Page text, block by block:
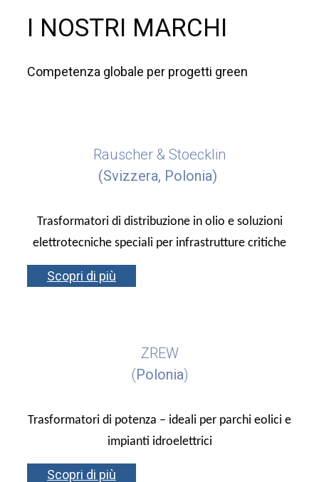
I NOSTRI MARCHI
Competenza globale per progetti green
Rauscher & Stoecklin
(Svizzera, Polonia)
Trasformatori di distribuzione in olio e soluzioni
elettrotecniche speciali per infrastrutture critiche
Scopri di più
ZREW
(Polonia)
Trasformatori di potenza – ideali per parchi eolici e
impianti idroelettrici
Scopri di più